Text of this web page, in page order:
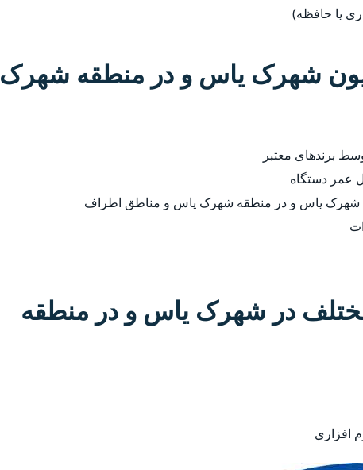
یا حافظه)
شهرک یاس و در منطقه شهرک
برندهای معتبر
عمر دستگاه
شهرک یاس و در منطقه شهرک یاس و مناطق اطراف
در شهرک یاس و در منطقه
افزاری